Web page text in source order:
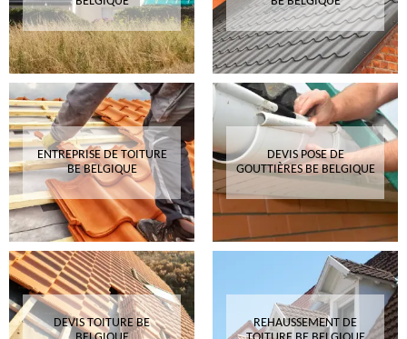
ENTREPRISE DE TOITURE
BE BELGIQUE
DEVIS POSE DE
GOUTTIÈRES BE BELGIQUE
DEVIS TOITURE BE
REHAUSSEMENT DE